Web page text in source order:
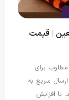
| قیمت
برای
سریع به
با افزایش